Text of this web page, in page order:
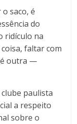
saco, é
do
ridículo na
faltar com
outra —
paulista
a respeito
sobre o